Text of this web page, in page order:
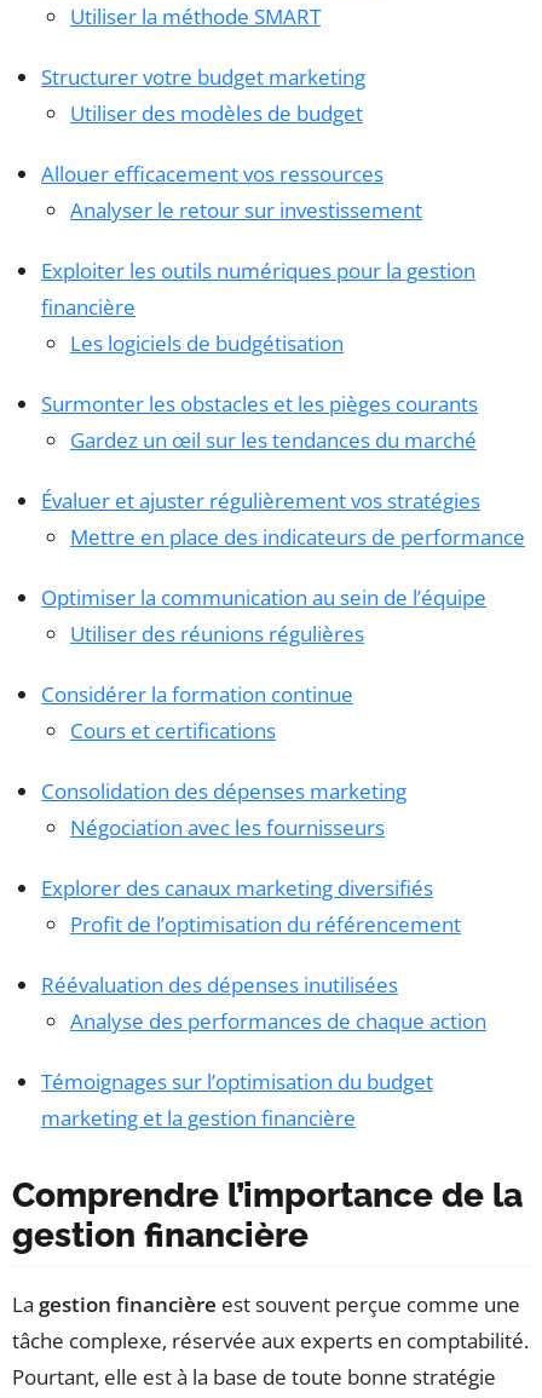
Utiliser la méthode SMART
Structurer votre budget marketing
Utiliser des modèles de budget
Allouer efficacement vos ressources
Analyser le retour sur investissement
Exploiter les outils numériques pour la gestion
financière
Les logiciels de budgétisation
Surmonter les obstacles et les pièges courants
Gardez un œil sur les tendances du marché
Évaluer et ajuster régulièrement vos stratégies
Mettre en place des indicateurs de performance
Optimiser la communication au sein de l’équipe
Utiliser des réunions régulières
Considérer la formation continue
Cours et certifications
Consolidation des dépenses marketing
Négociation avec les fournisseurs
Explorer des canaux marketing diversifiés
Profit de l’optimisation du référencement
Réévaluation des dépenses inutilisées
Analyse des performances de chaque action
Témoignages sur l’optimisation du budget
marketing et la gestion financière
Comprendre l’importance de la
gestion financière
La gestion financière est souvent perçue comme une
tâche complexe, réservée aux experts en comptabilité.
Pourtant, elle est à la base de toute bonne stratégie